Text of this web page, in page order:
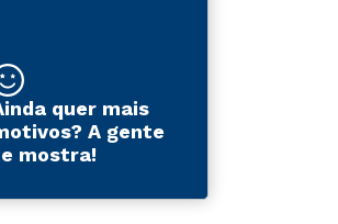
quer mais
A gente
mostra!